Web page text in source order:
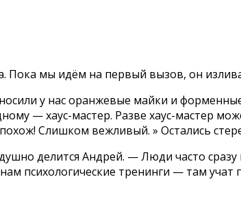
Пока мы идём на первый вызов, он
у нас оранжевые майки и
— хаус-мастер. Разве хаус-мастер
Слишком вежливый. » Остались
делится Андрей. — Люди часто сразу
психологические тренинги — там